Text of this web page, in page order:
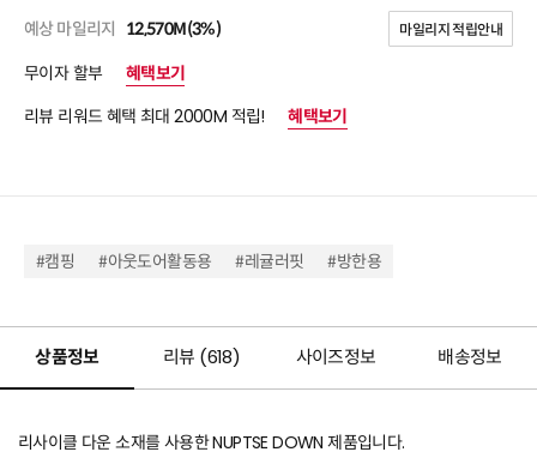
예상 마일리지 12,570M(3%) 마일리지 적립안내
무이자 할부
혜택보기
리뷰 리워드 혜택 최대 2000M 적립!
혜택보기
#캠핑 #아웃도어활동용 #레귤러핏 #방한용
상품정보 리뷰 (618) 사이즈정보 배송정보
리사이클 다운 소재를 사용한 NUPTSE DOWN 제품입니다.